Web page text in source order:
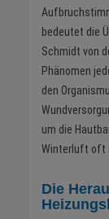
bedeutet die
Schmidt von
Phänomen
den
um die
Winterluft oft
Die